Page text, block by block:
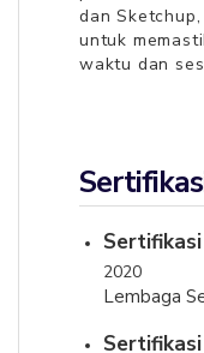
dan
untuk
waktu dan
2020
Lembaga